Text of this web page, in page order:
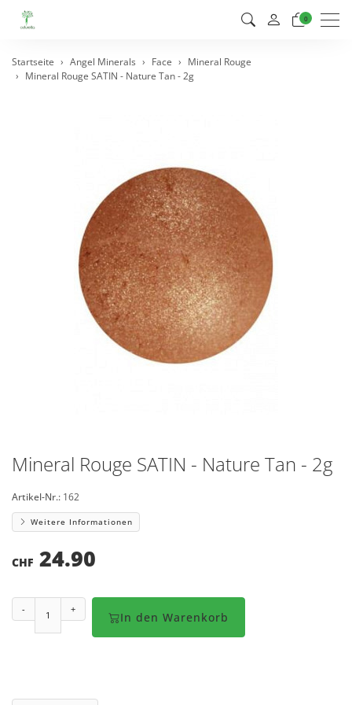
0
Startseite Angel Minerals Face
Mineral Rouge
Mineral Rouge SATIN - Nature Tan - 2g
Mineral Rouge SATIN - Nature Tan - 2g
Artikel-Nr.: 162
Weitere Informationen
CHF 24.90
- +
In den Warenkorb